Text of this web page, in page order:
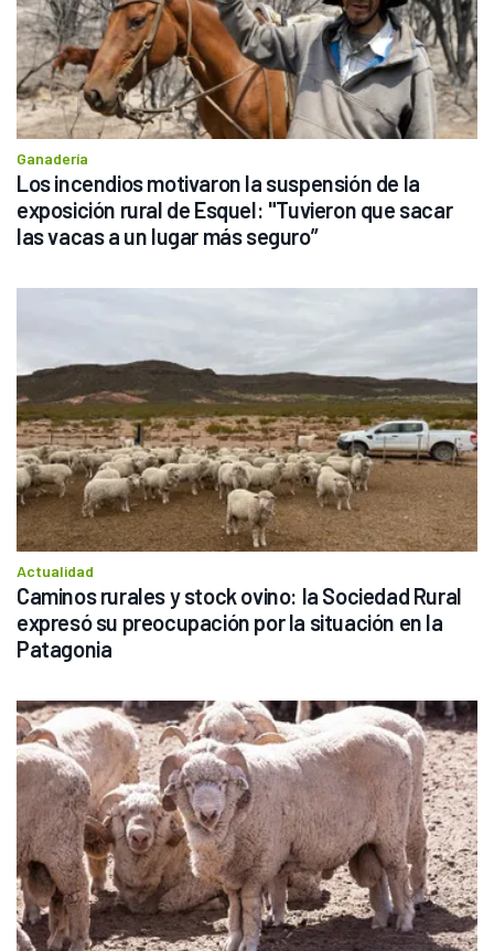
Ganadería
Los incendios motivaron la suspensión de la
exposición rural de Esquel: "Tuvieron que sacar
las vacas a un lugar más seguro”
Actualidad
Caminos rurales y stock ovino: la Sociedad Rural
expresó su preocupación por la situación en la
Patagonia